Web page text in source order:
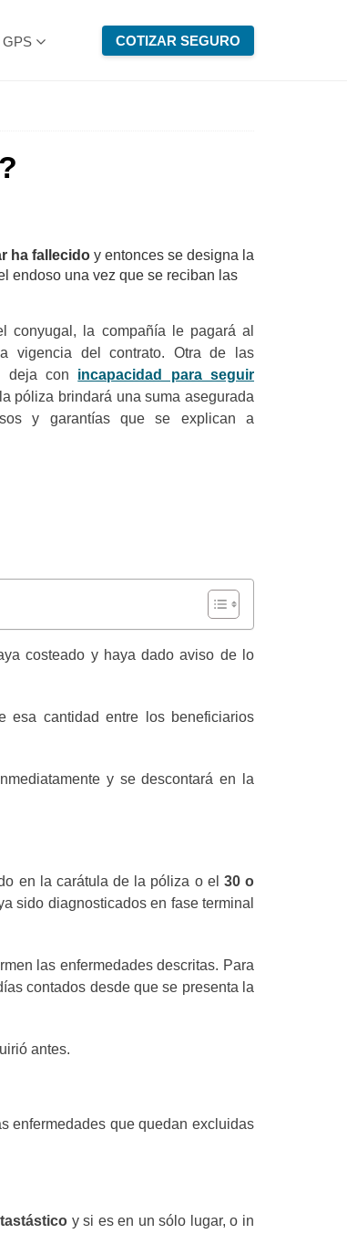
GPS COTIZAR SEGURO
ha fallecidoy entonces se designa la
endoso una vez que se reciban las
conyugal, la compañía le pagará al
vigencia del contrato. Otra de las
deja con incapacidad para seguir
póliza brindará una suma asegurada
y garantías que se explican a
costeado y haya dado aviso de lo
esa cantidad entre los beneficiarios
y se descontará en la
en la carátula de la póliza o el 30 o
sido diagnosticados en fase terminal
las enfermedades descritas. Para
contados desde que se presenta la
antes.
enfermedades que quedan excluidas
y si es en un sólo lugar, o in